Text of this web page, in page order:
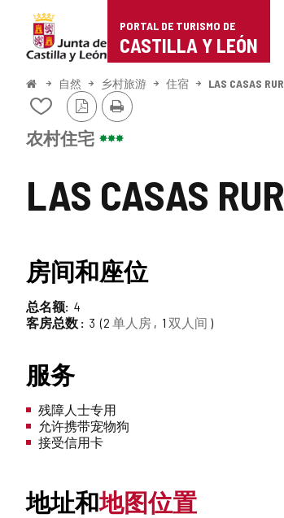
Portal
de
Turismo
Castilla
León
PORTAL DE TURISMO DE
CASTILLA Y LEÓN
开
始
自然 乡村旅游 住宿 LAS CASAS
LAS CASAS
从
的
笔
本
中
除
PDF
版
本
打
印
农村住宅
房间和座位
总名额 4
客房总数
3 2 单人房 1 双人间
服务
残障人士专用
允许携带宠物狗
接受信用卡
地址和地图位置